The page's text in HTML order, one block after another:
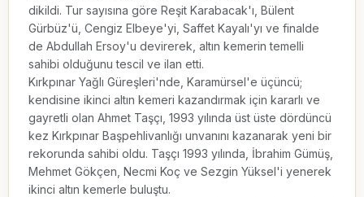
dikildi. Tur sayısına göre Reşit Karabacak'ı, Bülent
Gürbüz'ü, Cengiz Elbeye'yi, Saffet Kayalı'yı ve finalde
de Abdullah Ersoy'u devirerek, altın kemerin temelli
sahibi olduğunu tescil ve ilan etti.
Kırkpınar Yağlı Güreşleri'nde, Karamürsel'e üçüncü;
kendisine ikinci altın kemeri kazandırmak için kararlı ve
gayretli olan Ahmet Taşçı, 1993 yılında üst üste dördüncü
kez Kırkpınar Başpehlivanlığı unvanını kazanarak yeni bir
rekorunda sahibi oldu. Taşçı 1993 yılında, İbrahim Gümüş,
Mehmet Gökçen, Necmi Koç ve Sezgin Yüksel'i yenerek
ikinci altın kemerle buluştu.